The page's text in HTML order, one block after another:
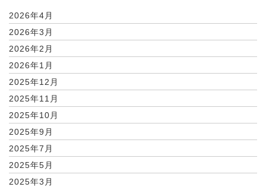
2026年4月
2026年3月
2026年2月
2026年1月
2025年12月
2025年11月
2025年10月
2025年9月
2025年7月
2025年5月
2025年3月